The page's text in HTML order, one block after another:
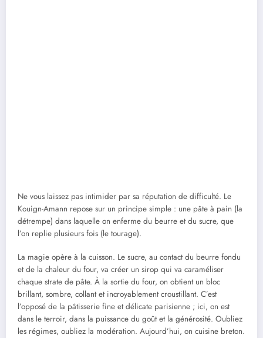
Ne vous laissez pas intimider par sa réputation de difficulté. Le
Kouign-Amann repose sur un principe simple : une pâte à pain (la
détrempe) dans laquelle on enferme du beurre et du sucre, que
l’on replie plusieurs fois (le tourage).
La magie opère à la cuisson. Le sucre, au contact du beurre fondu
et de la chaleur du four, va créer un sirop qui va caraméliser
chaque strate de pâte. À la sortie du four, on obtient un bloc
brillant, sombre, collant et incroyablement croustillant. C’est
l’opposé de la pâtisserie fine et délicate parisienne ; ici, on est
dans le terroir, dans la puissance du goût et la générosité. Oubliez
les régimes, oubliez la modération. Aujourd’hui, on cuisine breton.